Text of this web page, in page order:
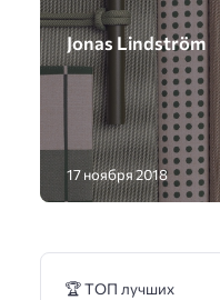
Jonas Lindström
17 ноября 2018
🏆 ТОП лучших